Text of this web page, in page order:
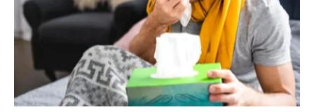
Hans Tabak